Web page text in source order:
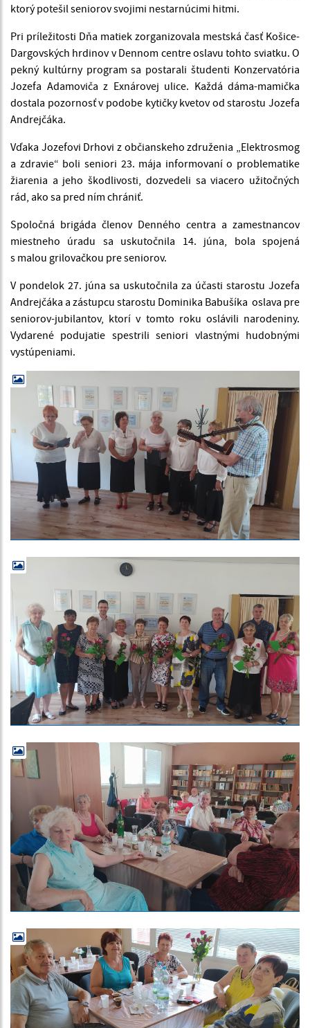
ktorý potešil seniorov svojimi nestarnúcimi hitmi.
Pri príležitosti Dňa matiek zorganizovala mestská časť Košice-
Dargovských hrdinov v Dennom centre oslavu tohto sviatku. O
pekný kultúrny program sa postarali študenti Konzervatória
Jozefa Adamoviča z Exnárovej ulice. Každá dáma-mamička
dostala pozornosť v podobe kytičky kvetov od starostu Jozefa
Andrejčáka.
Vďaka Jozefovi Drhovi z občianskeho združenia „Elektrosmog
a zdravie“ boli seniori 23. mája informovaní o problematike
žiarenia a jeho škodlivosti, dozvedeli sa viacero užitočných
rád, ako sa pred ním chrániť.
Spoločná brigáda členov Denného centra a zamestnancov
miestneho úradu sa uskutočnila 14. júna, bola spojená
s malou grilovačkou pre seniorov.
V pondelok 27. júna sa uskutočnila za účasti starostu Jozefa
Andrejčáka a zástupcu starostu Dominika Babušíka oslava pre
seniorov-jubilantov, ktorí v tomto roku oslávili narodeniny.
Vydarené podujatie spestrili seniori vlastnými hudobnými
vystúpeniami.